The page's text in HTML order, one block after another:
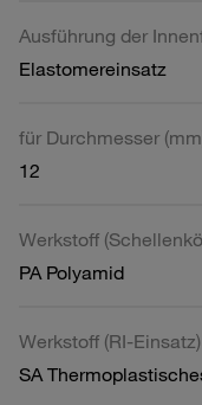
Ausführung der
Elastomereinsatz
für Durchmesser
12
Werkstoff
PA Polyamid
Werkstoff (RI-Einsatz)
SA